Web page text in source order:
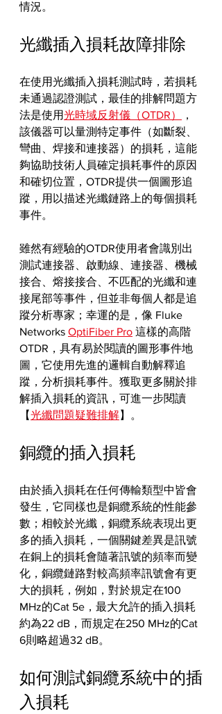
情況。
光纖插入損耗故障排除
在使用光纖插入損耗測試時，若損耗
未通過認證測試，最佳的排解問題方
法是使用光時域反射儀（OTDR）
，
該儀器可以量測特定事件（如斷裂、
彎曲、焊接和連接器）的損耗，這能
夠協助技術人員確定損耗事件的原因
和確切位置，OTDR提供一個圖形追
蹤，用以描述光纖鏈路上的每個損耗
事件。
雖然有經驗的OTDR使用者會識別出
測試連接器、啟動線、連接器、機械
接合、熔接接合、不匹配的光纖和連
接尾部等事件，但並非每個人都是追
蹤分析專家；幸運的是，像 Fluke
Networks OptiFiber Pro 這樣的高階
OTDR，具有易於閱讀的圖形事件地
圖，它使用先進的邏輯自動解釋追
蹤，分析損耗事件。獲取更多關於排
解插入損耗的資訊，可進一步閱讀
【光纖問題疑難排解】。
銅纜的插入損耗
由於插入損耗在任何傳輸類型中皆會
發生，它同樣也是銅纜系統的性能參
數；相較於光纖，銅纜系統表現出更
多的插入損耗，一個關鍵差異是訊號
在銅上的損耗會隨著訊號的頻率而變
化，銅纜鏈路對較高頻率訊號會有更
大的損耗，例如，對於規定在100
MHz的Cat 5e，最大允許的插入損耗
約為22 dB，而規定在250 MHz的Cat
6則略超過32 dB。
如何測試銅纜系統中的插
入損耗